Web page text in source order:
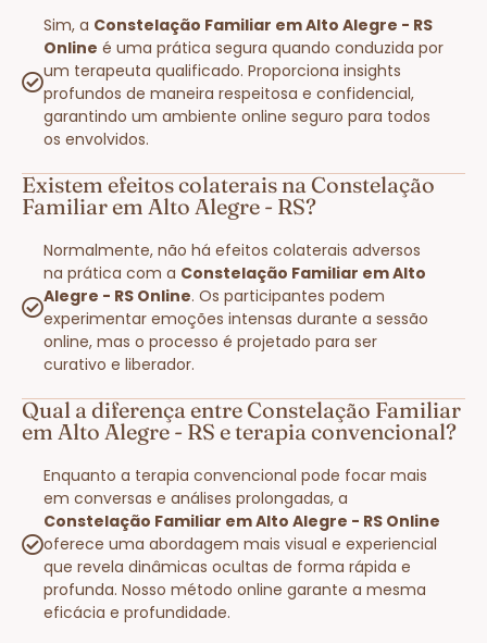
Sim, a Constelação Familiar em Alto Alegre - RS
Online é uma prática segura quando conduzida por
um terapeuta qualificado. Proporciona insights
profundos de maneira respeitosa e confidencial,
garantindo um ambiente online seguro para todos
os envolvidos.
Existem efeitos colaterais na Constelação
Familiar em Alto Alegre - RS?
Normalmente, não há efeitos colaterais adversos
na prática com a Constelação Familiar em Alto
Alegre - RS Online. Os participantes podem
experimentar emoções intensas durante a sessão
online, mas o processo é projetado para ser
curativo e liberador.
Qual a diferença entre Constelação Familiar
em Alto Alegre - RS e terapia convencional?
Enquanto a terapia convencional pode focar mais
em conversas e análises prolongadas, a
Constelação Familiar em Alto Alegre - RS Online
oferece uma abordagem mais visual e experiencial
que revela dinâmicas ocultas de forma rápida e
profunda. Nosso método online garante a mesma
eficácia e profundidade.